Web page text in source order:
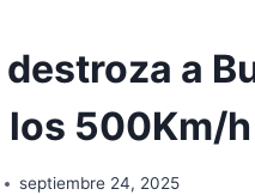
destroza a
los 500Km/h
septiembre 24, 2025